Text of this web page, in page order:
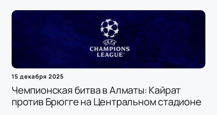
15 декабря 2025
Чемпионская битва в Алматы: Кайрат
против Брюгге на Центральном стадионе